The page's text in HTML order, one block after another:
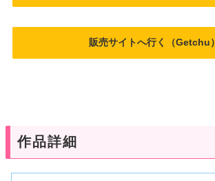
販売サイトへ行く（Getchu）
作品詳細